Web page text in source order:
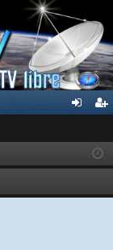
ar
ist
rs